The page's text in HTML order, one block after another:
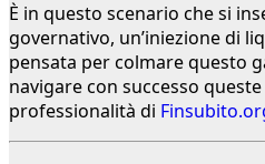
È in questo scenario che si
governativo, un’iniezione di
pensata per colmare questo
navigare con successo
professionalità di